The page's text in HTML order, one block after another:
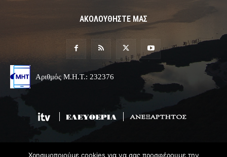
ΑΚΟΛΟΥΘΗΣΤΕ ΜΑΣ
Αριθμός Μ.Η.Τ.: 232376
Χρησιμοποιούμε cookies για να σας προσφέρουμε την